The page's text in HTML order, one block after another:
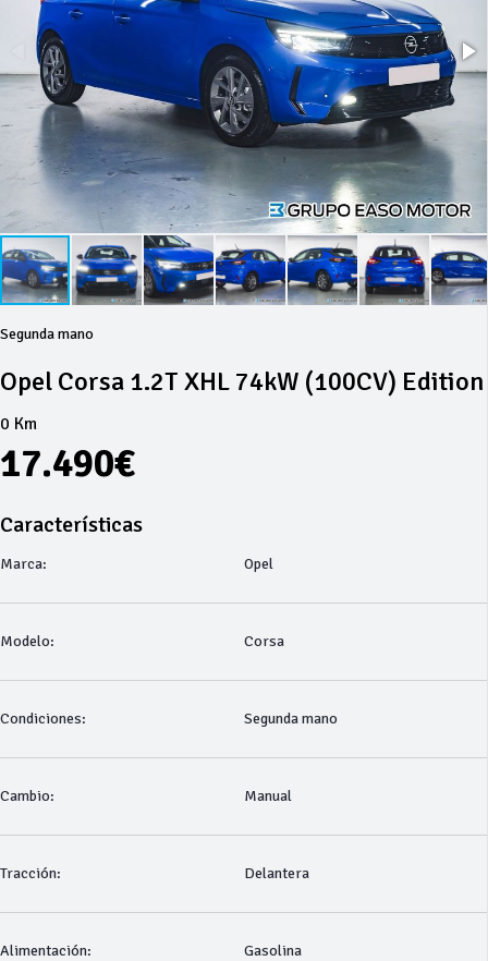
Segunda mano
Opel Corsa 1.2T XHL 74kW (100CV) Edition
0 Km
17.490€
Características
Marca: Opel
Modelo: Corsa
Condiciones: Segunda mano
Cambio: Manual
Tracción: Delantera
Alimentación: Gasolina